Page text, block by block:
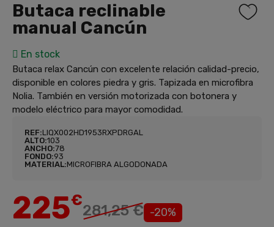
Butaca reclinable
manual Cancún
En stock
Butaca relax Cancún con excelente relación calidad-precio,
disponible en colores piedra y gris. Tapizada en microfibra
Nolia. También en versión motorizada con botonera y
modelo eléctrico para mayor comodidad.
REF:LIQX002HD1953RXPDRGAL
ALTO:103
ANCHO:78
FONDO:93
MATERIAL:MICROFIBRA ALGODONADA
225€
281,25 € -20%